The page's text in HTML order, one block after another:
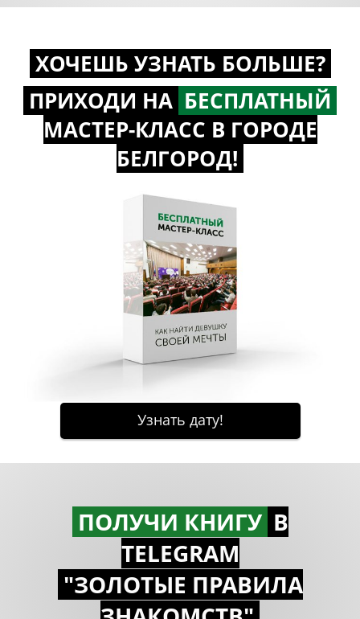
ХОЧЕШЬ УЗНАТЬ БОЛЬШЕ?
ПРИХОДИ НА БЕСПЛАТНЫЙ
МАСТЕР-КЛАСС В ГОРОДЕ
БЕЛГОРОД!
ПОЛУЧИ КНИГУ В
TELEGRAM
"ЗОЛОТЫЕ ПРАВИЛА